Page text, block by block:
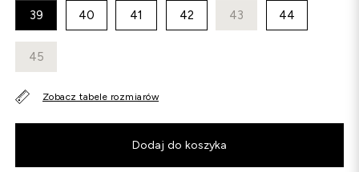
39 40 41 42 43 44
45
Zobacz tabele rozmiarów
Dodaj do koszyka